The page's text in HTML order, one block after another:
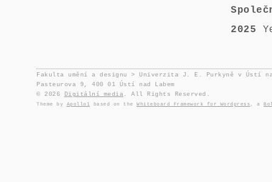
2025
Fakulta umění a designu > Univerzita J. E. Purkyně v Ústí
Pasteurova 9, 400 01 Ústí nad Labem
© 2026
Digitální media. All Rights Reserved.
Theme by Apollo1 based on the Whiteboard Framework for Wordpress , a